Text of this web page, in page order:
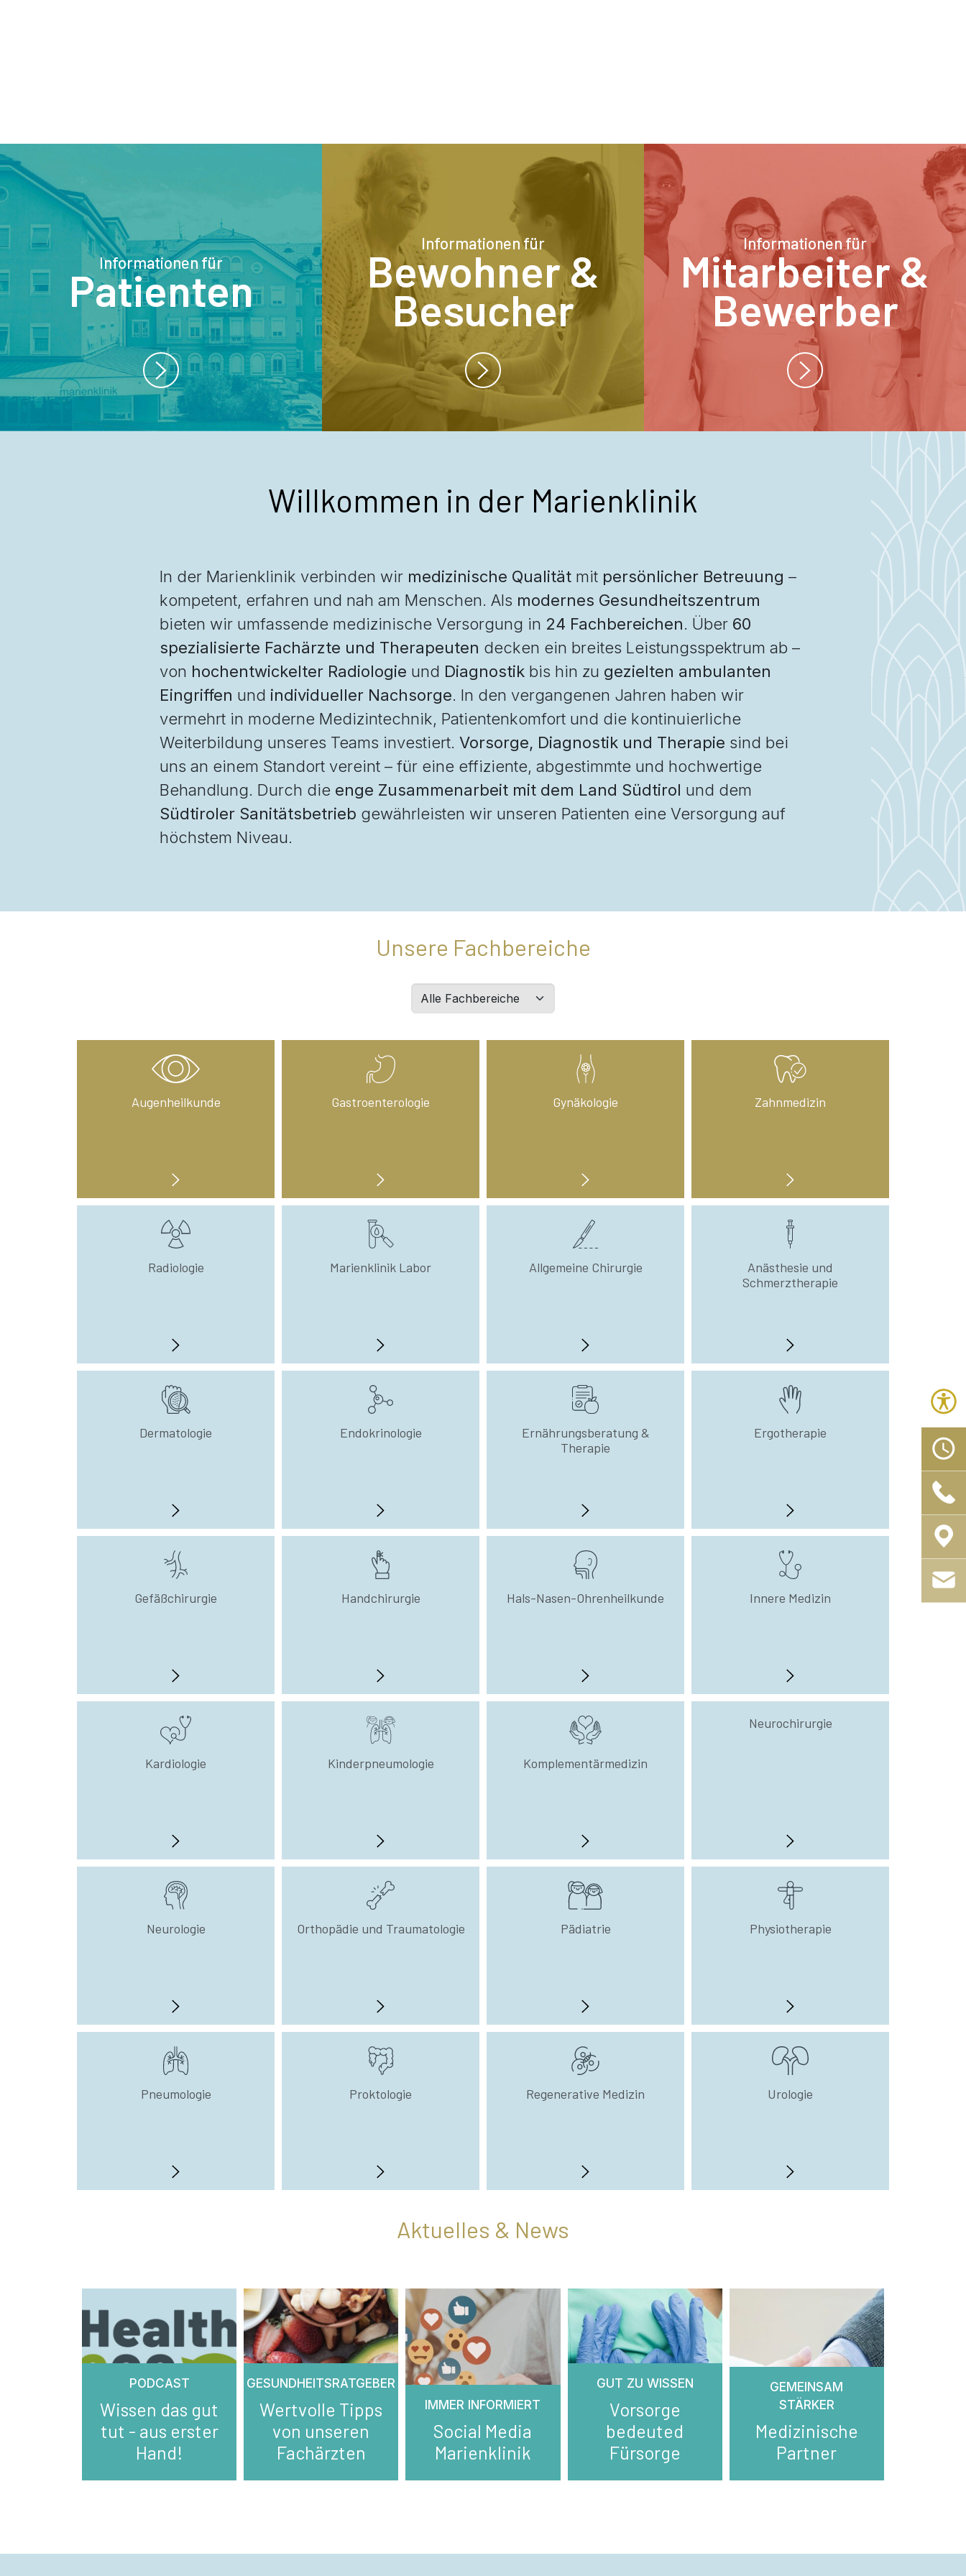
Informationen für
Patienten
Informationen für
Bewohner &
Besucher
Informationen für
Mitarbeiter &
Bewerber
Willkommen in der Marienklinik
In der Marienklinik verbinden wir medizinische Qualität mit persönlicher Betreuung –
kompetent, erfahren und nah am Menschen. Als modernes Gesundheitszentrum
bieten wir umfassende medizinische Versorgung in 24 Fachbereichen. Über 60
spezialisierte Fachärzte und Therapeuten decken ein breites Leistungsspektrum ab –
von hochentwickelter Radiologie und Diagnostik bis hin zu gezielten ambulanten
Eingriffen und individueller Nachsorge. In den vergangenen Jahren haben wir
vermehrt in moderne Medizintechnik, Patientenkomfort und die kontinuierliche
Weiterbildung unseres Teams investiert. Vorsorge, Diagnostik und Therapie sind bei
uns an einem Standort vereint – für eine effiziente, abgestimmte und hochwertige
Behandlung. Durch die enge Zusammenarbeit mit dem Land Südtirol und dem
Südtiroler Sanitätsbetrieb gewährleisten wir unseren Patienten eine Versorgung auf
höchstem Niveau.
Unsere Fachbereiche
Filtern
nach
Augenheilkunde Gastroenterologie Gynäkologie Zahnmedizin
Radiologie Marienklinik Labor Allgemeine Chirurgie
Anästhesie und
Schmerztherapie
Dermatologie Endokrinologie
Ernährungsberatung &
Therapie
Ergotherapie
Gefäßchirurgie Handchirurgie Hals-Nasen-Ohrenheilkunde Innere Medizin
Kardiologie Kinderpneumologie Komplementärmedizin
Neurochirurgie
Neurologie Orthopädie und Traumatologie Pädiatrie Physiotherapie
Pneumologie Proktologie Regenerative Medizin Urologie
Aktuelles & News
PODCAST
Wissen das gut
tut - aus erster
Hand!
GESUNDHEITSRATGEBER
Wertvolle Tipps
von unseren
Fachärzten
IMMER INFORMIERT
Social Media
Marienklinik
GUT ZU WISSEN
Vorsorge
bedeuted
Fürsorge
GEMEINSAM
STÄRKER
Medizinische
Partner